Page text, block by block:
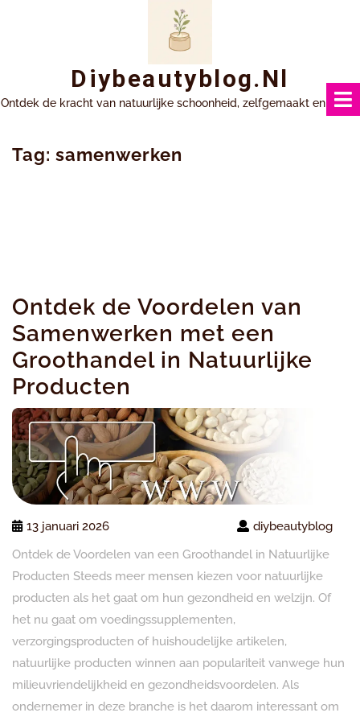
Diybeautyblog.nl
Ontdek de kracht van natuurlijke schoonheid, zelfgemaakt en uniek.
Tag: samenwerken
Ontdek de Voordelen van
Samenwerken met een
Groothandel in Natuurlijke
Producten
13 januari 2026
diybeautyblog
Ontdek de Voordelen van een Groothandel in Natuurlijke
Producten Steeds meer mensen kiezen voor natuurlijke
producten als het gaat om hun gezondheid en welzijn. Of
het nu gaat om voedingssupplementen,
verzorgingsproducten of huishoudelijke artikelen,
natuurlijke producten winnen aan populariteit vanwege hun
milieuvriendelijkheid en gezondheidsvoordelen. Als
ondernemer in deze branche is het daarom interessant om